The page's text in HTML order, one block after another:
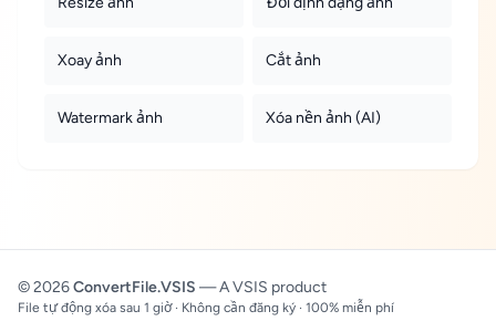
Xoay ảnh Cắt ảnh
Watermark ảnh Xóa nền ảnh (AI)
© 2026ConvertFile.VSIS — A VSIS product
File tự động xóa sau 1 giờ · Không cần đăng ký · 100% miễn phí